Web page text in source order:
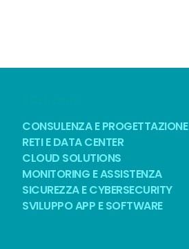
CONSULENZA E PROGETTAZIONE
RETI E DATA CENTER
CLOUD SOLUTIONS
MONITORING E ASSISTENZA
SICUREZZA E CYBERSECURITY
SVILUPPO APP E SOFTWARE